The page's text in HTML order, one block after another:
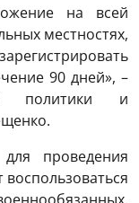
на всей
местностях,
90 дней», –
политики и
проведения